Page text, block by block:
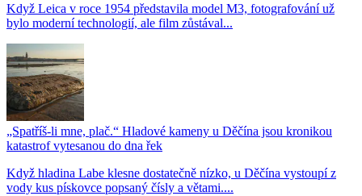
Když Leica v roce 1954 představila model M3, fotografování už
bylo moderní technologií, ale film zůstával...
„Spatříš-li mne, plač.“ Hladové kameny u Děčína jsou kronikou
katastrof vytesanou do dna řek
Když hladina Labe klesne dostatečně nízko, u Děčína vystoupí z
vody kus pískovce popsaný čísly a větami....